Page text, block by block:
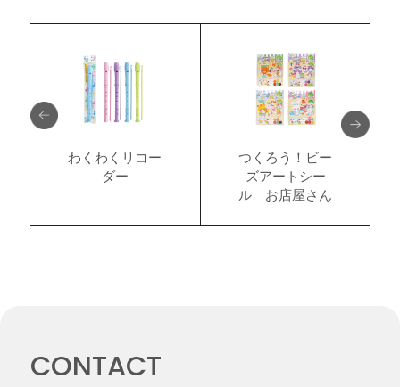
わくわくリコー
ダー
つくろう！ビー
ズアートシー
ル お店屋さん
CONTACT